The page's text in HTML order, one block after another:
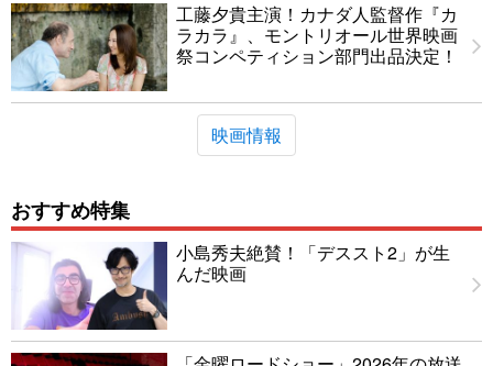
工藤夕貴主演！カナダ人監督作『カ
ラカラ』、モントリオール世界映画
祭コンペティション部門出品決定！
映画情報
おすすめ特集
小島秀夫絶賛！「デススト2」が生
んだ映画